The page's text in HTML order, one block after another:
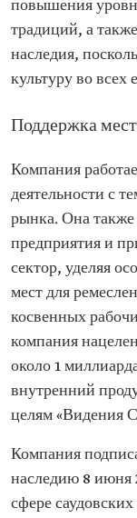
повышения
традиций, а
наследия,
культуру во всех
Поддержка
Компания
деятельности с
рынка. Она
предприятия и
сектор, уделяя
мест для
косвенных
компания
около 1
внутренний
целям «Видения
Компания
наследию 8 июня
сфере